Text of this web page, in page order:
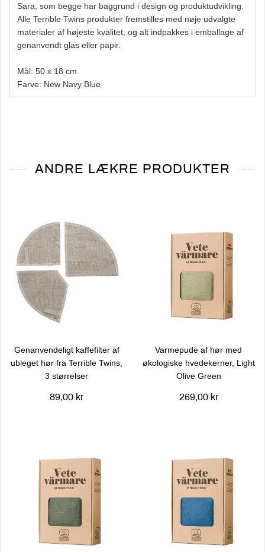
Sara, som begge har baggrund i design og produktudvikling.
Alle Terrible Twins produkter fremstilles med nøje udvalgte
materialer af højeste kvalitet, og alt indpakkes i emballage af
genanvendt glas eller papir.
Mål: 50 x 18 cm
Farve: New Navy Blue
ANDRE LÆKRE PRODUKTER
Genanvendeligt kaffefilter af
ubleget hør fra Terrible Twins,
3 størrelser
89,00 kr
Varmepude af hør med
økologiske hvedekerner, Light
Olive Green
269,00 kr